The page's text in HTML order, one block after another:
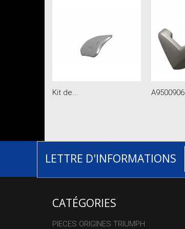
Kit de... A9500906
LETTRE D'INFORMATIONS
CATÉGORIES
PIECES ORIGINES TRIUMPH